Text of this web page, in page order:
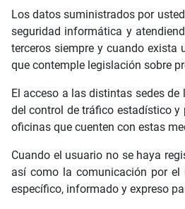
Los datos suministrados por
seguridad informática y
terceros siempre y cuando exista
que contemple legislación sobre
El acceso a las distintas sedes
del control de tráfico estadístico y
oficinas que cuenten con estas
Cuando el usuario no se haya
así como la comunicación por el
específico, informado y expreso